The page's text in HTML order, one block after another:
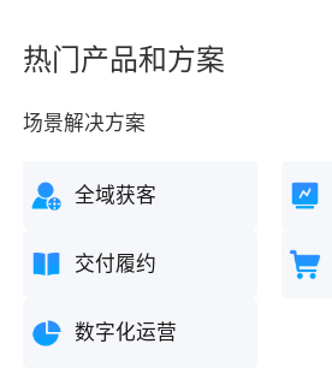
热门产品和方案
场景解决方案
全域获客
交付履约
数字化运营